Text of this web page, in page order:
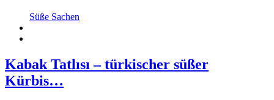
Süße Sachen
Kabak Tatlısı – türkischer süßer
Kürbis…